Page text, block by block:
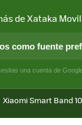
Y SOCIEDAD
Xiaomi Smart Band 10
de Xataka
como fuente
una cuenta de